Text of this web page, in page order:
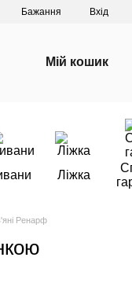
Бажання Вхід
Мій кошик
Ліжка
Ренарф